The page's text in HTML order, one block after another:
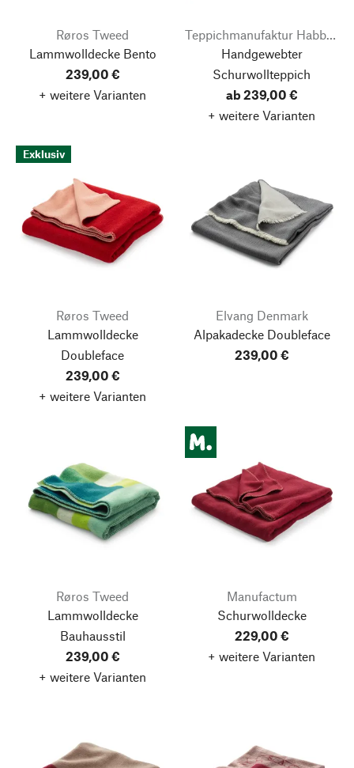
Røros Tweed
Lammwolldecke Bento
239,00 €
+ weitere Varianten
Teppichmanufaktur Habbishaw
Handgewebter
Schurwollteppich
ab 239,00 €
+ weitere Varianten
Exklusiv
Røros Tweed
Lammwolldecke
Doubleface
239,00 €
+ weitere Varianten
Elvang Denmark
Alpakadecke Doubleface
239,00 €
Røros Tweed
Lammwolldecke
Bauhausstil
239,00 €
+ weitere Varianten
Manufactum
Schurwolldecke
229,00 €
+ weitere Varianten